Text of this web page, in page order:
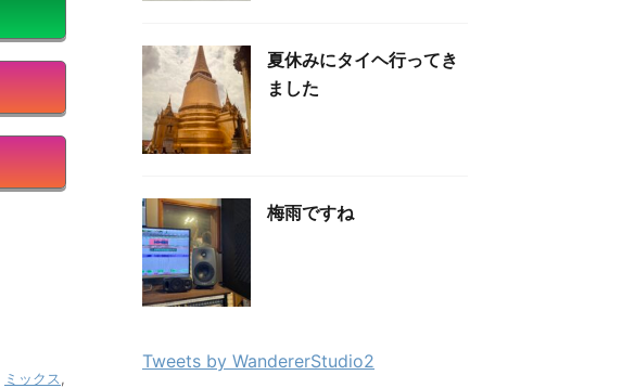
ミックス,
夏休みにタイヘ行ってき
ました
梅雨ですね
Tweets by WandererStudio2